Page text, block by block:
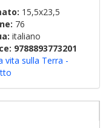
15,5x23,5
76
italiano
9788893773201
vita sulla Terra -